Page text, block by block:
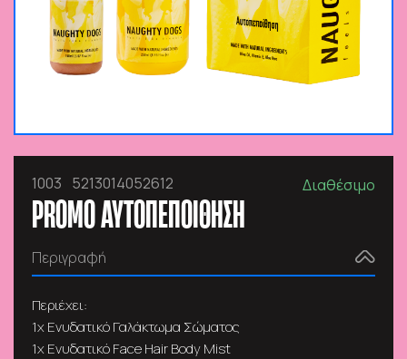
1003 5213014052612 Διαθέσιμο
PROMO ΑΥΤΟΠΕΠΟΙΘΗΣΗ
Περιγραφή
Περιέχει:
1x Ενυδατικό Γαλάκτωμα Σώματος
1x Ενυδατικό Face Hair Body Mist